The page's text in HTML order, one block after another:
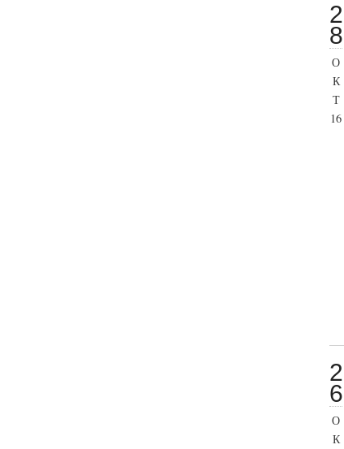
2
8
О
К
Т
16
2
6
О
К